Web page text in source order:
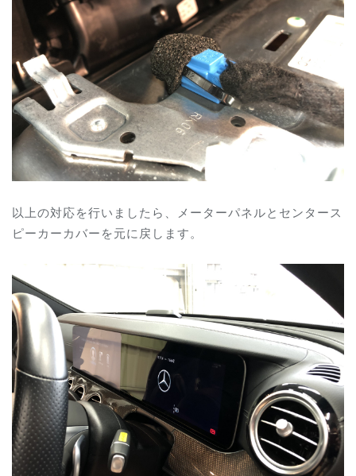
以上の対応を行いましたら、メーターパネルとセンタース
ピーカーカバーを元に戻します。